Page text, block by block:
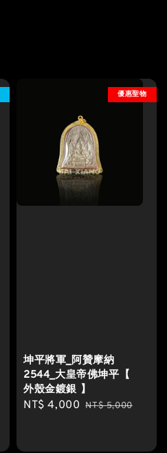
優惠聖物
坤平將軍_阿贊摩納
2544_大皇帝佛坤平【
外殼金鍍銀 】
Sale
NT$ 4,000 Regular
NT$ 5,000